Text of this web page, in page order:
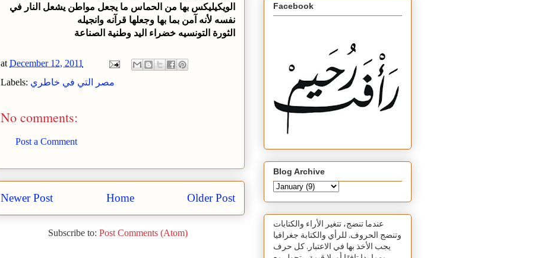
الويكيليكس بها من الحماس ما يجعل مواطن يشعل النار في
نفسه لأنه آمن بما بها وجعلها قرآنه وانجيله
الثورة التونسيه خضراء اليد وطنية الصناعة
at December 12, 2011
Labels: مصر التي في خاطري
No comments:
Post a Comment
Newer Post Older Post
Home
Subscribe to: Post Comments (Atom)
Facebook
Blog Archive
عندما تنضج، تتغير الأراء والكتابات
وتنضج الحروف. للرأي والكتابة جغرافيا
يجب الأخذ بها في الاعتبار. كل حرف